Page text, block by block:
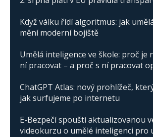
Když válku řídí algoritmus: jak
mění moderní bojiště
Umělá inteligence ve škole: proč je
ní pracovat – a proč s ní pracovat
ChatGPT Atlas: nový prohlížeč,
jak surfujeme po internetu
E-Bezpečí spouští aktualizovanou
videokurzu o umělé inteligenci pro